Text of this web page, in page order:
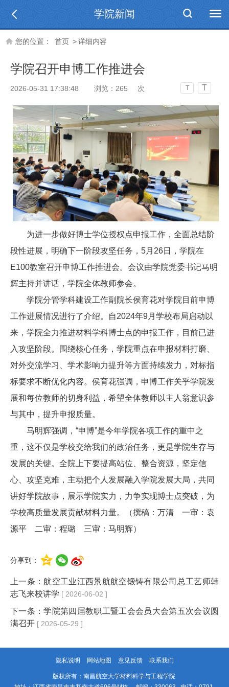
学院新闻
您的位置： 首页 >详细内容
学院召开申博工作推进会
2026-05-31 17:38:48 浏览： 265 次 T T
为进一步做好博士学位授权点申报工作，全面总结阶
段性进展，明确下一阶段攻坚任务，5月26日，学院在
E100教室召开申博工作推进会。会议由学院党委书记马明
辉主持并讲话 ， 学院全体教师参会。
学院分管学科建设工作副院长侯育花对学院目前申博
工作进展情况进行了介绍。自2024年9月学校布局启动以
来，学院全力推进材料学科博士点的申报工作，目前已进
入攻坚阶段。围绕核心任务，学院重点在申报材料打磨、
对外交流学习、学术影响力提升等方面持续发力，对标指
标要求不断优化内容。 侯育花强调，申博工作关乎学院发
展和每位教师的切身利益，希望全体教师以主人翁意识参
与其中，提升申报质量。
马明辉强调，“申博”是今年学院各项工作的重中之
重 ， 这不仅是学校交给我们的政治任务，更是学院生存与
发展的关键。全院 上下要提高站位、整合资源，坚定信
心、攻坚克难，主动把个人发展融入学院发展大局，共同
讲好学院故事，展示学院实力 ， 力争实现博士点突破，为
学校高质量发展贡献材料力量。（撰稿： 万清 一审：袁
源平 二审：程璐 三审：马明辉）
分享到：
上一条：航空工业江西景航航空锻铸有限公司总工艺师韩
志飞来校讲学 [ 2026-06-02 ]
下一条：学院第四届教职工暨工会会员大会第五次会议圆
满召开 [ 2026-05-29 ]
隐私说明 网站地图 意见反馈 联系我们
版权所有：南昌航空大学材料科学与工程学院